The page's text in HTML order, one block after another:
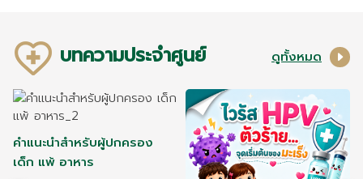
บทความประจำศูนย์ ดูทั้งหมด
คำแนะนำสำหรับผู้ปกครอง
เด็ก แพ้ อาหาร